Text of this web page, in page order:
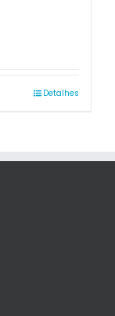
Detalhes